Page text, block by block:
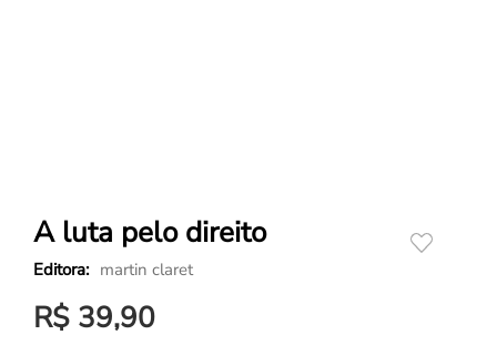
A luta pelo direito
martin claret
R$ 39,90